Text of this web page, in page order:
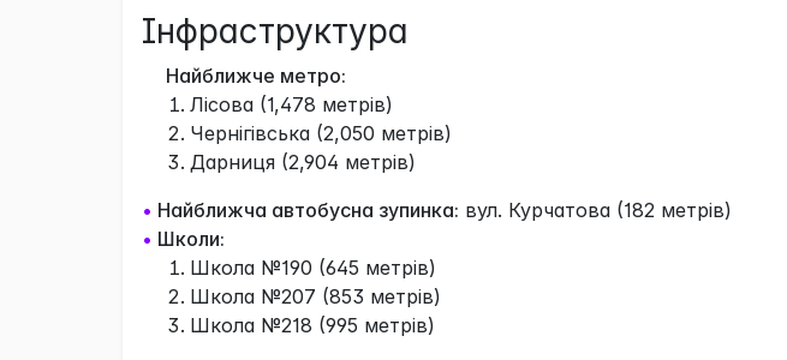
Інфраструктура
Найближче метро:
Лісова (1,478 метрів)
Чернігівська (2,050 метрів)
Дарниця (2,904 метрів)
• Найближча автобусна зупинка: вул. Курчатова (182 метрів)
• Школи:
Школа №190 (645 метрів)
Школа №207 (853 метрів)
Школа №218 (995 метрів)